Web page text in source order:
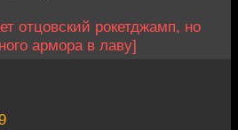
отцовский рокетджамп, но
армора в лаву]